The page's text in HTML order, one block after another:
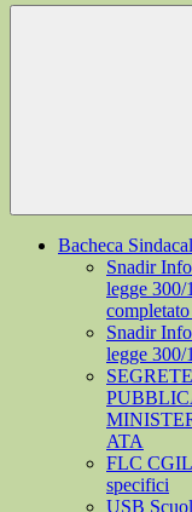
Bacheca
Snadir
legge 300/
Snadir
legge
ATA
FLC
specifici
USB